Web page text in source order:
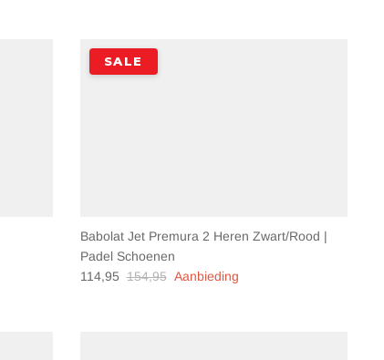
SALE
Babolat Jet Premura 2 Heren Zwart/Rood |
Padel Schoenen
114,95 154,95 Aanbieding